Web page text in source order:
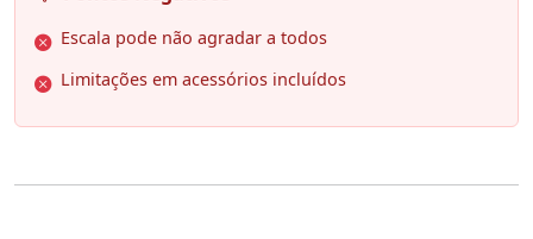
Escala pode não agradar a todos
Limitações em acessórios incluídos